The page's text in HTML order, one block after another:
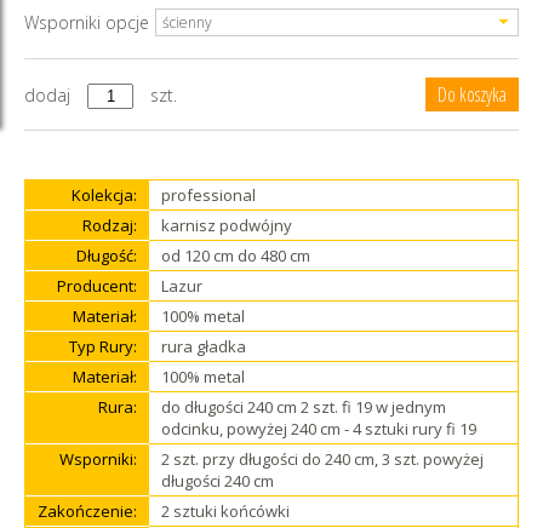
Wsporniki opcje ścienny
dodaj szt.
Kolekcja:
professional
Rodzaj:
karnisz podwójny
Długość:
od 120 cm do 480 cm
Producent:
Lazur
Materiał:
100% metal
Typ Rury:
rura gładka
Materiał:
100% metal
Rura:
do długości 240 cm 2 szt. fi 19 w jednym
odcinku, powyżej 240 cm - 4 sztuki rury fi 19
Wsporniki:
2 szt. przy długości do 240 cm, 3 szt. powyżej
długości 240 cm
Zakończenie:
2 sztuki końcówki